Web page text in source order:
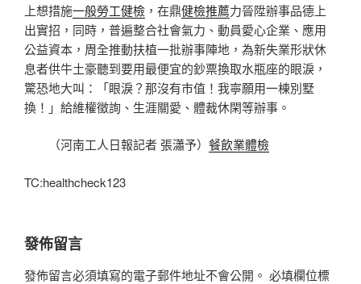
上想措施一般勞工健檢 ，在鼎健檢推薦力晉陞辦事品德上
出實招，同時，普遍整合社會氣力、動員愛心企業、應用
公益資本，周全推動扶植一批辦事陣地，為新失業形狀休
息者供牛土豪聽到要用最便宜的鈔票換取水瓶座的眼淚，
驚恐地大叫：「眼淚？那沒有市值！我寧願用一棟別墅
換！」給維權徵詢、生涯關愛、體裁休閑等辦事。
（河南工人日報記者 張瀟予） 餐飲業體檢
TC:healthcheck123
發佈留言
發佈留言必須填寫的電子郵件地址不會公開。 必填欄位標